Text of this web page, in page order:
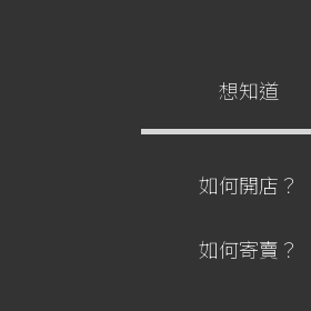
想知道
如何開店？
如何寄賣？